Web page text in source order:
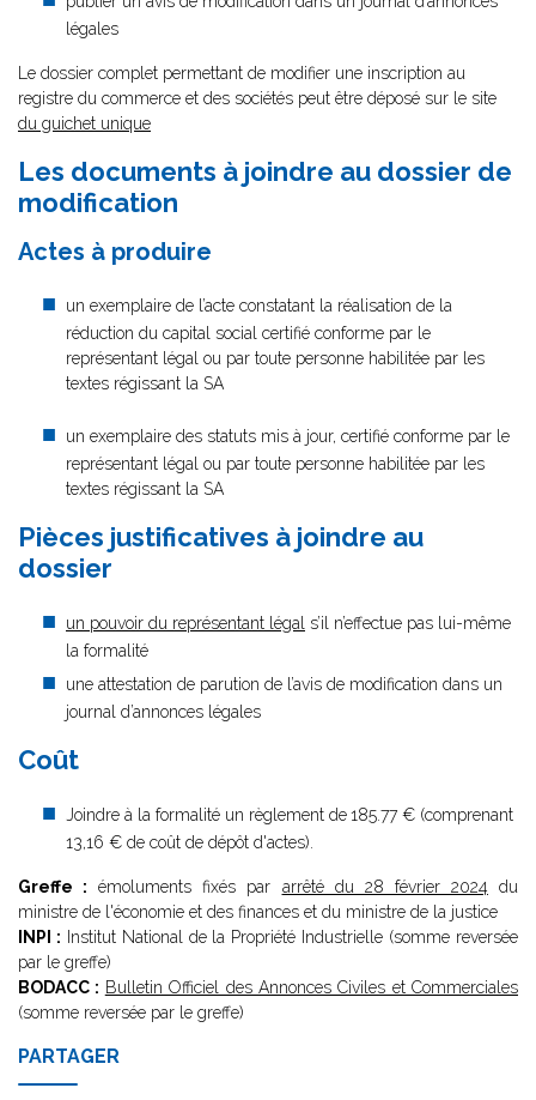
légales
Le dossier complet permettant de modifier une inscription au
registre du commerce et des sociétés peut être déposé sur le site
du guichet unique
Les documents à joindre au dossier de
modification
Actes à produire
un exemplaire de l’acte constatant la réalisation de la
réduction du capital social certifié conforme par le
représentant légal ou par toute personne habilitée par les
textes régissant la SA
un exemplaire des statuts mis à jour, certifié conforme par le
représentant légal ou par toute personne habilitée par les
textes régissant la SA
Pièces justificatives à joindre au
dossier
un pouvoir du représentant légal s’il n’effectue pas lui-même
la formalité
une attestation de parution de l’avis de modification dans un
journal d’annonces légales
Coût
Joindre à la formalité un règlement de185.77 € (comprenant
13,16 € de coût de dépôt d'actes).
Greffe : émoluments fixés par arrêté du 28 février 2024 du
ministre de l'économie et des finances et du ministre de la justice
INPI : Institut National de la Propriété Industrielle (somme reversée
par le greffe)
BODACC : Bulletin Officiel des Annonces Civiles et Commerciales
(somme reversée par le greffe)
PARTAGER